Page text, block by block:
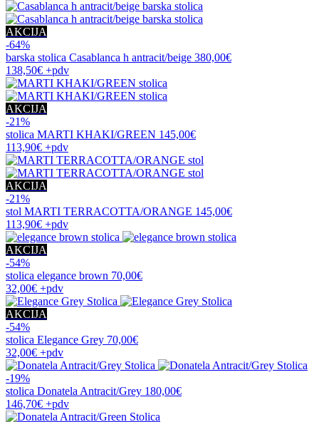
AKCIJA
-64%
barska stolica Casablanca h antracit/beige 380,00€
138,50€ +pdv
AKCIJA
-21%
stolica MARTI KHAKI/GREEN 145,00€
113,90€ +pdv
AKCIJA
-21%
stol MARTI TERRACOTTA/ORANGE 145,00€
113,90€ +pdv
AKCIJA
-54%
stolica elegance brown 70,00€
32,00€ +pdv
AKCIJA
-54%
stolica Elegance Grey 70,00€
32,00€ +pdv
-19%
stolica Donatela Antracit/Grey 180,00€
146,70€ +pdv